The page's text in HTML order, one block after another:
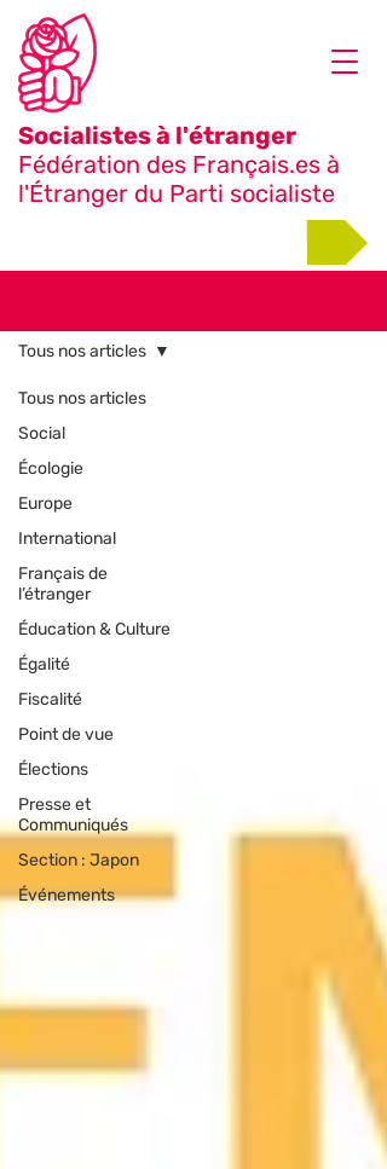
Socialistes à l'étranger
Fédération des Français.es à
l'Étranger du Parti socialiste
Tous nos articles
Social
Écologie
Europe
International
Français de
l’étranger
Éducation & Culture
Égalité
Fiscalité
Point de vue
Élections
Presse et
Communiqués
Section : Japon
Événements
Tous nos articles